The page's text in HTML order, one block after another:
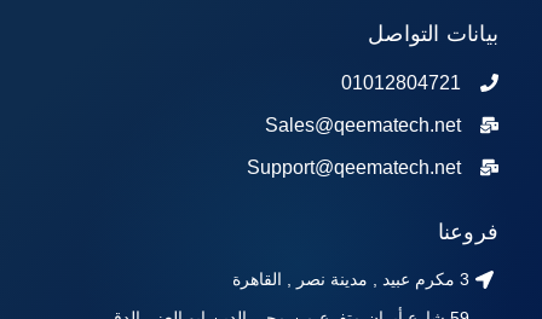
بيانات التواصل
01012804721
Sales@qeematech.net
Support@qeematech.net
فروعنا
3 مكرم عبيد , مدينة نصر , القاهرة